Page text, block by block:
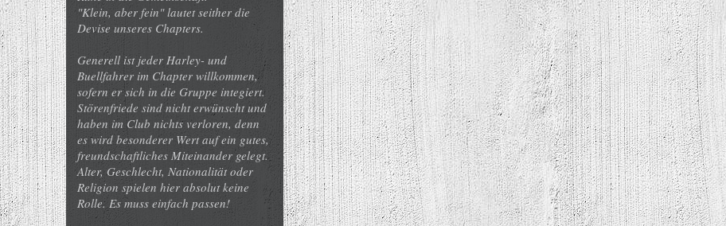
"Klein, aber fein" lautet seither die
Devise unseres Chapters.
Generell ist jeder Harley- und
Buellfahrer im Chapter willkommen,
sofern er sich in die Gruppe integiert.
Störenfriede sind nicht erwünscht und
haben im Club nichts verloren, denn
es wird besonderer Wert auf ein gutes,
freundschaftliches Miteinander gelegt.
Alter, Geschlecht, Nationalität oder
Religion spielen hier absolut keine
Rolle. Es muss einfach passen!